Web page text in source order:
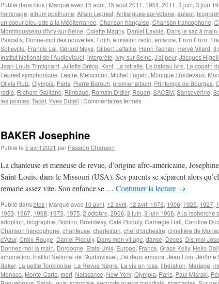
Publié dansbios | Marqué avec 15 août, 15 août 2011 , 1954, 2011 , 3 juin, 3 juin
hommage, album posthume, Allain Leprest, Antraigues-sur-Volane, auteur,
un coeur bleu ode à la Méditerranée, Chanson française, Chanson francophone,
Montmousseau d'Ivry-sur-Seine, Colette Magny, Daniel Lavoie, Dans le sac à
Pascalis, Donne-moi des nouvelles, Edith, émission radio, enfance, Enzo Enzo,
Solleville, Francis Lai, Gérard Meys, Gilbert Laffaille, Henri Tachan, Hervé Vilard, Il
Institut National de l'Audiovisuel, interprète, Ivry-sur-Seine, J'ai peur, Jacques
Jean-Louis Trintignant, Juliette Gréco, Kent, La retraite, Le bateau ivre, Le copain
Leprest symphonique, Lestre, Melocoton, Michel Fugain, Monique Froidevaux,
Olivia Ruiz, Olympia, Paris, Pierre Barouh, premier album, Printemps de Bourges,
radio, Richard Galliano, Rimbaud, Romain Didier, Rouen, SACEM, Sanseverino,
les pointes, Tacet, Yves Duteil | Commentaires ferméssur
BAKER Josephine
Publié le 5 avril 2021 par Passion Chanson
La chanteuse et meneuse de revue, d’origine afro-américaine,
Saint-Louis, dans le Missouri (USA). Ses parents se séparent alors
remarie assez vite. Son enfance se … Continuer la lecture →
Publié dansbios | Marqué avec 10 avril, 12 avril, 12 avril 1975, 1906, 1925, 1927,
1953, 1967, 1968, 1973, 1975, 2 octobre, 2006, 3 juin, 3 juin 1906, A la recherche
adoption, biographie, Bobino, Broadway, Café Picouly, Carnegie Hall, Caroline
Chanson francophone, chanteuse, charleston, chef d'orchestre, cimetière de
d'Azur, Croix-Rouge, Daniel Picouly, Dans mon village, danse, Décès, Dis-moi
Donnez-moi la main, Dordogne, Etats-Unis, Europe, France, Grace Kelly, Hello
inhumation, Institut National de l'Audiovisuel, J'ai deux amours, Jean Lion, Jérôme
Baker, La petite Tonkinoise, La Revue Nègre, La vie en rose, libération, Mariage,
Monaco, Monte-Carlo, mort, Naissance, New York, Olympia, Paris, Paul Misraki,